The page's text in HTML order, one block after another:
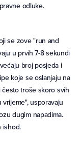
odluke.
se zove "run and
u prvih 7-8 sekundi
broj posjeda i
koje se oslanjaju na
troše skoro svih
usporavaju
dugim napadima.
ishod.